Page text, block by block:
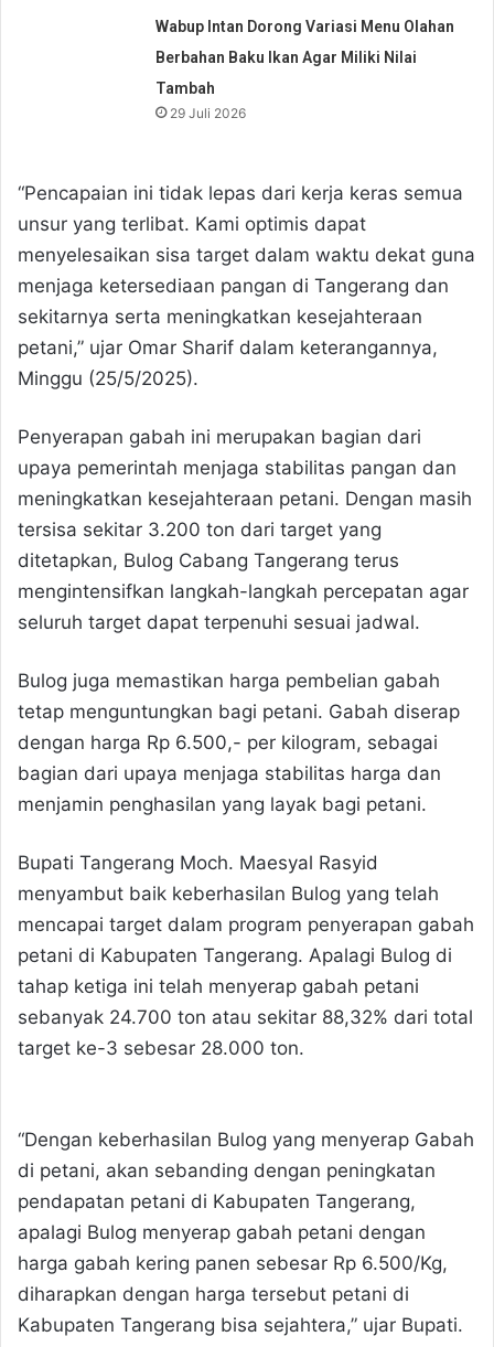
Wabup Intan Dorong Variasi Menu Olahan
Berbahan Baku Ikan Agar Miliki Nilai
Tambah
29 Juli 2026
“Pencapaian ini tidak lepas dari kerja keras semua
unsur yang terlibat. Kami optimis dapat
menyelesaikan sisa target dalam waktu dekat guna
menjaga ketersediaan pangan di Tangerang dan
sekitarnya serta meningkatkan kesejahteraan
petani,” ujar Omar Sharif dalam keterangannya,
Minggu (25/5/2025).
Penyerapan gabah ini merupakan bagian dari
upaya pemerintah menjaga stabilitas pangan dan
meningkatkan kesejahteraan petani. Dengan masih
tersisa sekitar 3.200 ton dari target yang
ditetapkan, Bulog Cabang Tangerang terus
mengintensifkan langkah-langkah percepatan agar
seluruh target dapat terpenuhi sesuai jadwal.
Bulog juga memastikan harga pembelian gabah
tetap menguntungkan bagi petani. Gabah diserap
dengan harga Rp 6.500,- per kilogram, sebagai
bagian dari upaya menjaga stabilitas harga dan
menjamin penghasilan yang layak bagi petani.
Bupati Tangerang Moch. Maesyal Rasyid
menyambut baik keberhasilan Bulog yang telah
mencapai target dalam program penyerapan gabah
petani di Kabupaten Tangerang. Apalagi Bulog di
tahap ketiga ini telah menyerap gabah petani
sebanyak 24.700 ton atau sekitar 88,32% dari total
target ke-3 sebesar 28.000 ton.
“Dengan keberhasilan Bulog yang menyerap Gabah
di petani, akan sebanding dengan peningkatan
pendapatan petani di Kabupaten Tangerang,
apalagi Bulog menyerap gabah petani dengan
harga gabah kering panen sebesar Rp 6.500/Kg,
diharapkan dengan harga tersebut petani di
Kabupaten Tangerang bisa sejahtera,” ujar Bupati.